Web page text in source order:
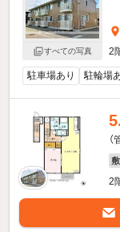
すべての写真
2
駐車場あり 駐輪場
敷
2